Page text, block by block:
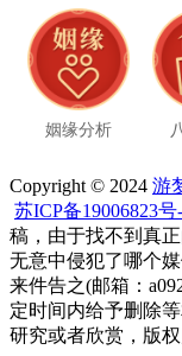
姻缘分析
Copyright © 2024 游
苏ICP备19006823号
稿，由于找不到真
无意中侵犯了哪个
来件告之(邮箱：
定时间内给予删除
研究或者欣赏，版权